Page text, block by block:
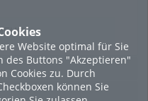
Website optimal für Sie
des Buttons "Akzeptieren"
Cookies zu. Durch
können Sie